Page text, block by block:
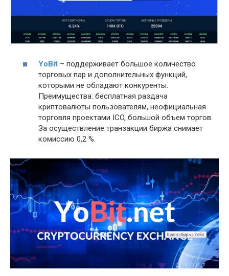
YoBit – поддерживает большое количество
торговых пар и дополнительных функций,
которыми не обладают конкуренты.
Преимущества: бесплатная раздача
криптовалюты пользователям, неофициальная
торговля проектами ICO, большой объем торгов.
За осуществление транзакции биржа снимает
комиссию 0,2 %.